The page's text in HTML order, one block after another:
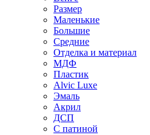
Размер
Маленькие
Большие
Средние
Отделка и материал
МДФ
Пластик
Alvic Luxe
Эмаль
Акрил
ДСП
С патиной